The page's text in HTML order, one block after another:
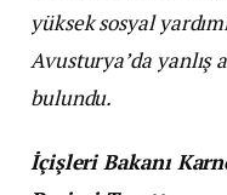
yüksek sosyal
Avusturya’da yanlış
bulundu.
İçişleri Bakanı